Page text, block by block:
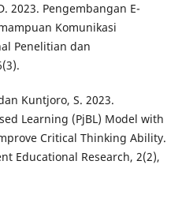
2023. Pengembangan E-
Komunikasi
Penelitian dan
Kuntjoro, S. 2023.
Learning (PjBL) Model with
Critical Thinking Ability.
Educational Research, 2(2),